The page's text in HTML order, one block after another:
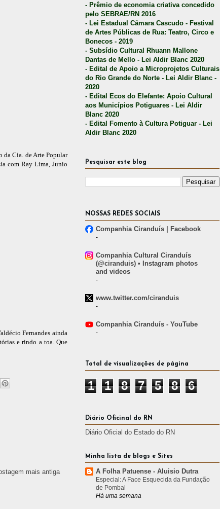
da Cia. de Arte Popular
com Ray Lima, Junio
Fernandes ainda
e rindo a toa. Que
mais antiga
- Prêmio de economia criativa concedido
pelo SEBRAE/RN 2016
- Lei Estadual Câmara Cascudo - Festival
de Artes Públicas de Rua: Teatro, Circo e
Bonecos - 2019
- Subsídio Cultural Rhuann Mallone
Dantas de Mello - Lei Aldir Blanc 2020
- Edital de Apoio a Microprojetos Culturais
do Rio Grande do Norte - Lei Aldir Blanc -
2020
- Edital Ecos do Elefante: Apoio Cultural
aos Municípios Potiguares - Lei Aldir
Blanc 2020
- Edital Fomento à Cultura Potiguar - Lei
Aldir Blanc 2020
Pesquisar este blog
NOSSAS REDES SOCIAIS
Companhia Ciranduís | Facebook
-
Companhia Cultural Ciranduís
(@ciranduis) • Instagram photos
and videos
-
www.twitter.com/ciranduis
-
Companhia Ciranduís - YouTube
-
Total de visualizações de página
1 1 8 7 5 8 6
Diário Oficinal do RN
Diário Oficial do Estado do RN
Minha lista de blogs e Sites
A Folha Patuense - Aluisio Dutra
Especial: A Face Esquecida da Fundação
de Pombal
Há uma semana